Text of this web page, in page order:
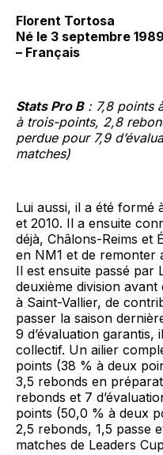
Florent Tortosa
Né le 3 septembre
– Français
Stats Pro B: 7,8 points
à trois-points, 2,8
perdue pour 7,9
matches)
Lui aussi, il a été formé
et 2010. Il a ensuite
déjà, Châlons-Reims et
en NM1 et de remonter
Il est ensuite passé par
deuxième division
à Saint-Vallier, de
passer la saison
9 d’évaluation
collectif. Un ailier
points (38 % à deux
3,5 rebonds en
rebonds et 7
points (50,0 % à deux
2,5 rebonds, 1,5 passe
matches de Leaders